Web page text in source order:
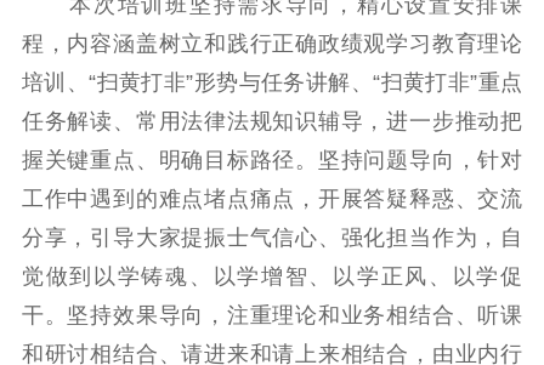
精神文明
文明创建 文明实践
文明培育
先进典型
社会宣传
思想政治教育 爱国主义教育
全民国防教育
红色资源保护利
新闻出版
程，内容涵盖树立和践行正确政绩观学习教育理论
培训、“扫黄打非”形势与任务讲解、“扫黄打非”重点
任务解读、常用法律法规知识辅导，进一步推动把
握关键重点、明确目标路径。坚持问题导向，针对
工作中遇到的难点堵点痛点，开展答疑释惑、交流
分享，引导大家提振士气信心、强化担当作为，自
觉做到以学铸魂、以学增智、以学正风、以学促
干。坚持效果导向，注重理论和业务相结合、听课
和研讨相结合、请进来和请上来相结合，由业内行